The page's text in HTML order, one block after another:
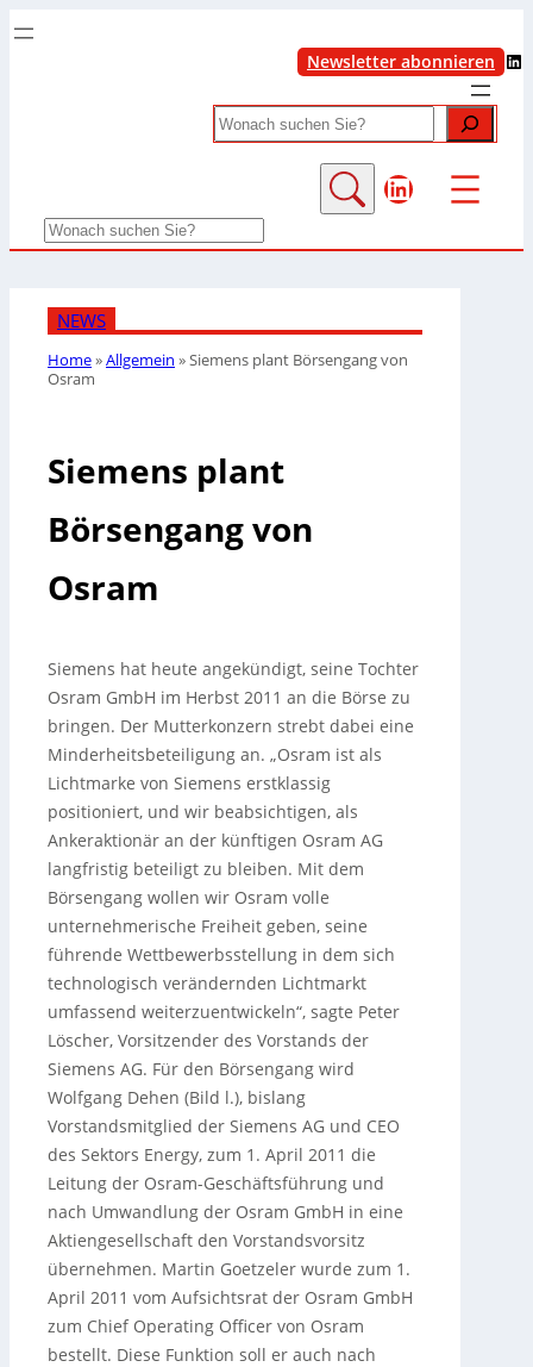
Newsletter abonnieren LinkedIn
Search
LinkedIn
Search
NEWS
Home»Allgemein »Siemens plant Börsengang von
Osram
Siemens plant
Börsengang von
Osram
Siemens hat heute angekündigt, seine Tochter
Osram GmbH im Herbst 2011 an die Börse zu
bringen. Der Mutterkonzern strebt dabei eine
Minderheitsbeteiligung an. „Osram ist als
Lichtmarke von Siemens erstklassig
positioniert, und wir beabsichtigen, als
Ankeraktionär an der künftigen Osram AG
langfristig beteiligt zu bleiben. Mit dem
Börsengang wollen wir Osram volle
unternehmerische Freiheit geben, seine
führende Wettbewerbsstellung in dem sich
technologisch verändernden Lichtmarkt
umfassend weiterzuentwickeln“, sagte Peter
Löscher, Vorsitzender des Vorstands der
Siemens AG. Für den Börsengang wird
Wolfgang Dehen (Bild l.), bislang
Vorstandsmitglied der Siemens AG und CEO
des Sektors Energy, zum 1. April 2011 die
Leitung der Osram-Geschäftsführung und
nach Umwandlung der Osram GmbH in eine
Aktiengesellschaft den Vorstandsvorsitz
übernehmen. Martin Goetzeler wurde zum 1.
April 2011 vom Aufsichtsrat der Osram GmbH
zum Chief Operating Officer von Osram
bestellt. Diese Funktion soll er auch nach